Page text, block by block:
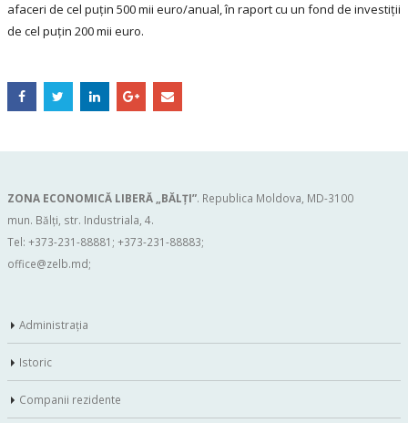
afaceri de cel puțin 500 mii euro/anual, în raport cu un fond de investiții
de cel puțin 200 mii euro.
ZONA ECONOMICĂ LIBERĂ „BĂLŢI”. Republica Moldova, MD-3100
mun. Bălți, str. Industriala, 4.
Tel: +373-231-88881; +373-231-88883;
office@zelb.md;
Administraţia
Istoric
Companii rezidente